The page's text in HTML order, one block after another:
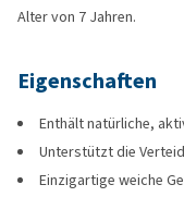
Alter von 7 Jahren.
Eigenschaften
Enthält natürliche,
Unterstützt die
Einzigartige weiche